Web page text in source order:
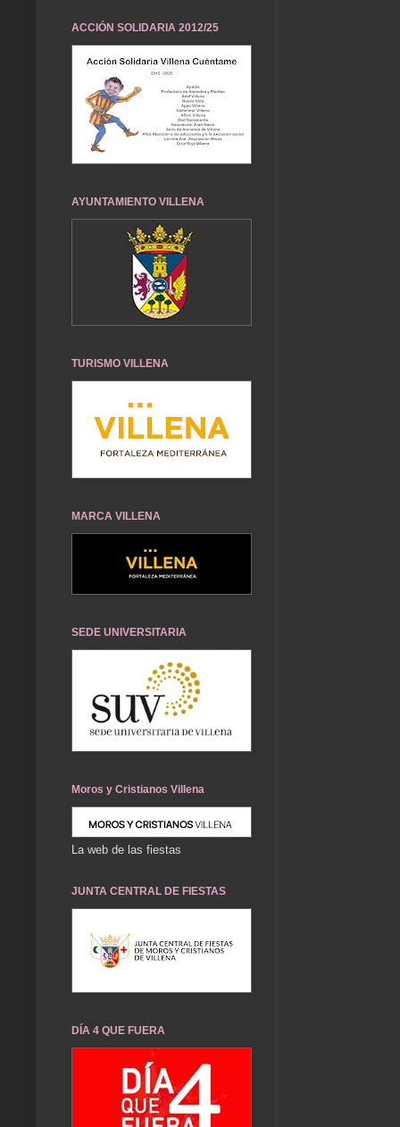
ACCIÓN SOLIDARIA 2012/25
AYUNTAMIENTO VILLENA
TURISMO VILLENA
MARCA VILLENA
SEDE UNIVERSITARIA
Moros y Cristianos Villena
La web de las fiestas
JUNTA CENTRAL DE FIESTAS
DÍA 4 QUE FUERA